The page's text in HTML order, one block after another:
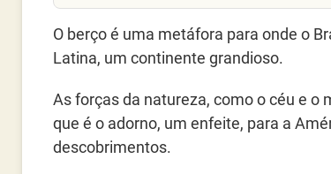
O berço é uma metáfora para onde o
Latina, um continente grandioso.
As forças da natureza, como o céu e o
que é o adorno, um enfeite, para a
descobrimentos.